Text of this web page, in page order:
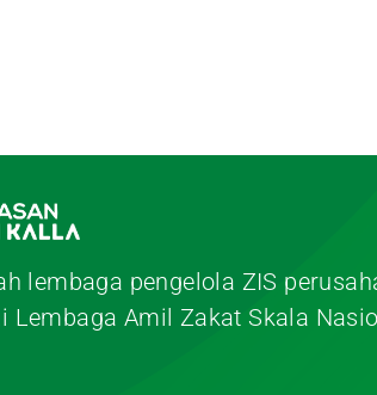
lembaga pengelola ZIS
Lembaga Amil Zakat Skala